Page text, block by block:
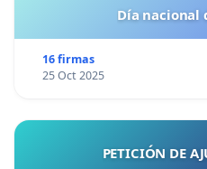
Día nacional
16 firmas
25 Oct 2025
PETICIÓN DE